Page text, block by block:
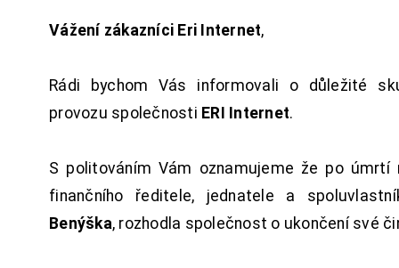
Vážení zákazníci Eri Internet,
Rádi bychom Vás informovali o důležité
provozu společnosti ERI Internet.
S politováním Vám oznamujeme že po úmrtí
finančního ředitele, jednatele a
Benýška, rozhodla společnost o ukončení své